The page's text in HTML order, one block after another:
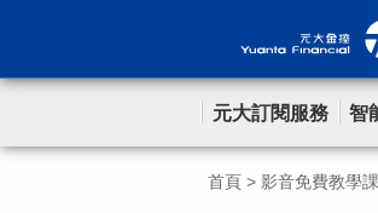
元大訂閱服務 智
首頁 > 影音免費教學